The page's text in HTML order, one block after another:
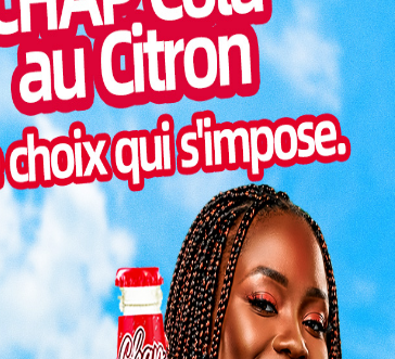
système de consultation numérique via
WhatsApp. Une solution simple, rapide et
?
en scannant le code QR figurant sur l’affiche
au numéro WhatsApp dédié :+228 92
de